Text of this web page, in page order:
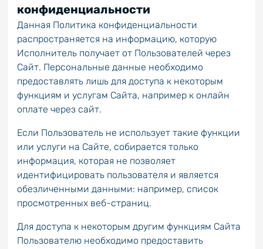
конфиденциальности
Данная Политика конфиденциальности
распространяется на информацию, которую
Исполнитель получает от Пользователей через
Сайт. Персональные данные необходимо
предоставлять лишь для доступа к некоторым
функциям и услугам Сайта, например к онлайн
оплате через сайт.
Если Пользователь не использует такие функции
или услуги на Сайте, собирается только
информация, которая не позволяет
идентифицировать пользователя и является
обезличенными данными: например, список
просмотренных веб-страниц.
Для доступа к некоторым другим функциям Сайта
Пользователю необходимо предоставить